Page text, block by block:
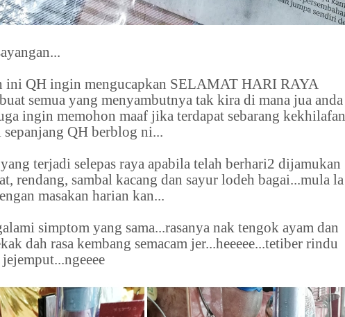
ini QH ingin mengucapkan SELAMAT HARI RAYA
semua yang menyambutnya tak kira di mana jua anda
ingin memohon maaf jika terdapat sebarang kekhilafan
sepanjang QH berblog ni...
terjadi selepas raya apabila telah berhari2 dijamukan
rendang, sambal kacang dan sayur lodeh bagai...mula la
masakan harian kan...
simptom yang sama...rasanya nak tengok ayam dan
dah rasa kembang semacam jer...heeeee...tetiber rindu